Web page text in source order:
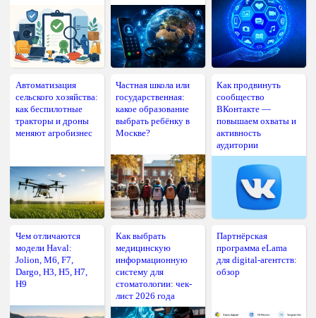
Автоматизация
сельского хозяйства:
как беспилотные
тракторы и дроны
меняют агробизнес
Частная школа или
государственная:
какое образование
выбрать ребёнку в
Москве?
Как продвинуть
сообщество
ВКонтакте —
повышаем охваты и
активность
аудитории
Чем отличаются
модели Haval:
Jolion, M6, F7,
Dargo, H3, H5, H7,
H9
Как выбрать
медицинскую
информационную
систему для
стоматологии: чек-
лист 2026 года
Партнёрская
программа eLama
для digital-агентств:
обзор